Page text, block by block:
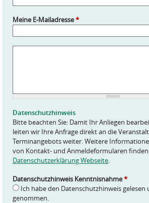
Meine E-Mailadresse*
*
Datenschutzhinweis
Bitte beachten Sie: Damit Ihr Anliegen
leiten wir Ihre Anfrage direkt an die
Terminangebots weiter. Weitere
von Kontakt- und Anmeldeformularen finden
Datenschutzerklärung Webseite.
Datenschutzhinweis Kenntnisnahme*
Ich habe den Datenschutzhinweis gelesen
genommen.